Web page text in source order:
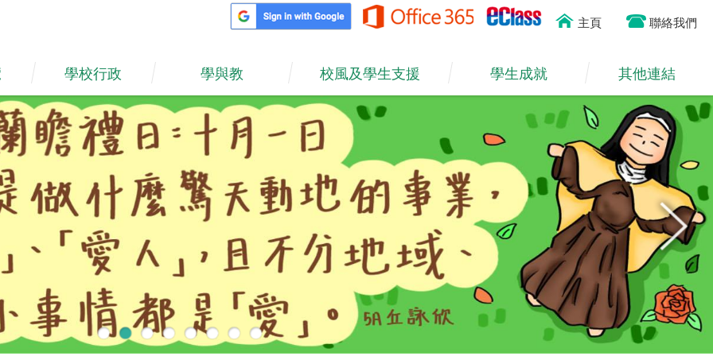
主頁 聯絡我們
學校行政 學與教 校風及學生支援 學生成就 其他連結